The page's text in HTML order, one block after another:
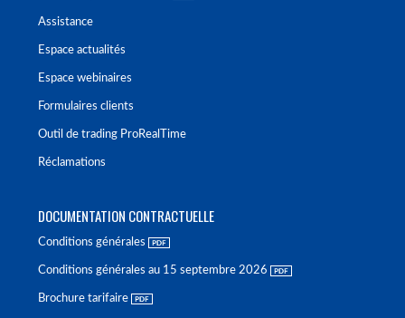
Assistance
Espace actualités
Espace webinaires
Formulaires clients
Outil de trading ProRealTime
Réclamations
DOCUMENTATION CONTRACTUELLE
Conditions générales
Conditions générales au 15 septembre 2026
Brochure tarifaire